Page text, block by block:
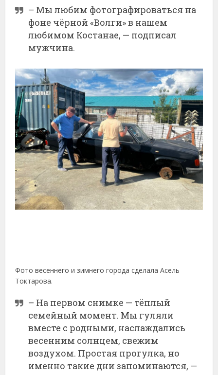
– Мы любим фотографироваться на
фоне чёрной «Волги» в нашем
любимом Костанае, — подписал
мужчина.
Фото весеннего и зимнего города сделала Асель
Токтарова.
– На первом снимке — тёплый
семейный момент. Мы гуляли
вместе с родными, наслаждались
весенним солнцем, свежим
воздухом. Простая прогулка, но
именно такие дни запоминаются, —